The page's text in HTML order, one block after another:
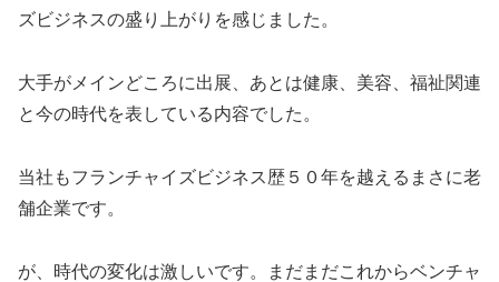
ズビジネスの盛り上がりを感じました。
大手がメインどころに出展、あとは健康、美容、福祉関連
と今の時代を表している内容でした。
当社もフランチャイズビジネス歴５０年を越えるまさに老
舗企業です。
が、時代の変化は激しいです。まだまだこれからベンチャ